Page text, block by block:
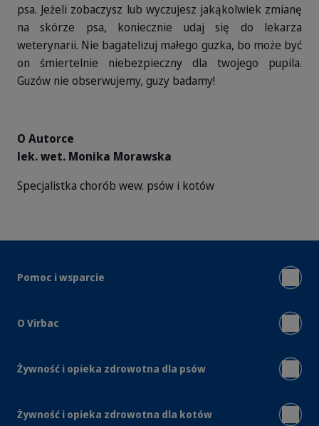
psa. Jeżeli zobaczysz lub wyczujesz jakąkolwiek zmianę
na skórze psa, koniecznie udaj się do lekarza
weterynarii. Nie bagatelizuj małego guzka, bo może być
on śmiertelnie niebezpieczny dla twojego pupila.
Guzów nie obserwujemy, guzy badamy!
O Autorce
lek. wet. Monika Morawska
Specjalistka chorób wew. psów i kotów
Pomoc i wsparcie
O Virbac
Żywność i opieka zdrowotna dla psów
Żywność i opieka zdrowotna dla kotów